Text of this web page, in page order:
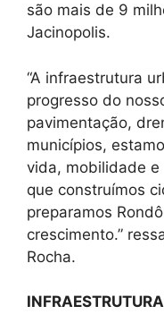
são mais de 9
Jacinopolis.
“A infraestrutura
progresso do
pavimentação,
municípios,
vida, mobilidade e
que construímos
preparamos
crescimento.”
Rocha.